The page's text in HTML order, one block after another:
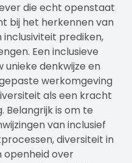
die echt openstaat
bij het herkennen van
prediken,
Een inclusieve
denkwijze en
werkomgeving
als een kracht
Belangrijk is om te
van inclusief
diversiteit in
openheid over